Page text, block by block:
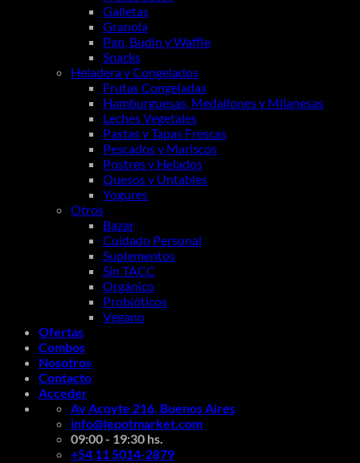
Galletas
Granola
Pan, Budin y Waffle
Snacks
Heladera y Congelados
Frutas Congeladas
Hamburguesas, Medallones y Milanesas
Leches Vegetales
Pastas y Tapas Frescas
Pescados y Mariscos
Postres y Helados
Quesos y Untables
Yogures
Otros
Bazar
Cuidado Personal
Suplementos
Sin TACC
Orgánico
Probióticos
Vegano
Ofertas
Combos
Nosotros
Contacto
Acceder
Av Acoyte 216, Buenos Aires
info@lepotmarket.com
09:00 - 19:30 hs.
+54 11 5014-2879